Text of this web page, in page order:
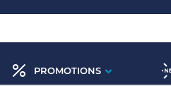
PROMOTIONS